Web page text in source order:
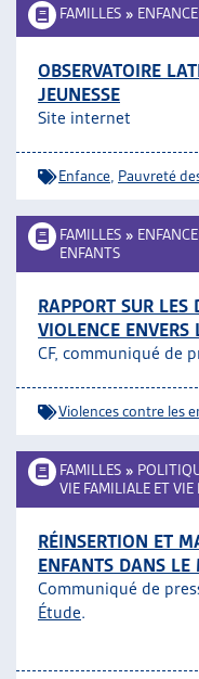
FAMILLES » ENFANCE
OBSERVATOIRE
JEUNESSE
Site internet
Enfance Pauvreté
FAMILLES » ENFANCE
ENFANTS
RAPPORT SUR LES
VIOLENCE ENVERS
CF, communiqué de
Violences contre les
FAMILLES »
VIE FAMILIALE ET
RÉINSERTION ET
ENFANTS DANS LE
Communiqué de
Étude.